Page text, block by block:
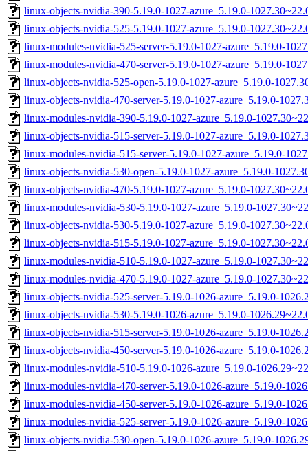
linux-objects-nvidia-390-5.19.0-1027-azure_5.19.0-
linux-objects-nvidia-525-5.19.0-1027-azure_5.19.0-
linux-modules-nvidia-525-server-5.19.0-1027-azure_5.19.0-
linux-modules-nvidia-470-server-5.19.0-1027-azure_5.19.0-
linux-objects-nvidia-525-open-5.19.0-1027-azure_5.19.0-
linux-objects-nvidia-470-server-5.19.0-1027-azure_5.19.0-
linux-modules-nvidia-390-5.19.0-1027-azure_5.19.0-
linux-objects-nvidia-515-server-5.19.0-1027-azure_5.19.0-
linux-modules-nvidia-515-server-5.19.0-1027-azure_5.19.0-
linux-objects-nvidia-530-open-5.19.0-1027-azure_5.19.0-
linux-objects-nvidia-470-5.19.0-1027-azure_5.19.0-
linux-modules-nvidia-530-5.19.0-1027-azure_5.19.0-
linux-objects-nvidia-530-5.19.0-1027-azure_5.19.0-
linux-objects-nvidia-515-5.19.0-1027-azure_5.19.0-
linux-modules-nvidia-510-5.19.0-1027-azure_5.19.0-
linux-modules-nvidia-470-5.19.0-1027-azure_5.19.0-
linux-objects-nvidia-525-server-5.19.0-1026-azure_5.19.0-
linux-objects-nvidia-530-5.19.0-1026-azure_5.19.0-
linux-objects-nvidia-515-server-5.19.0-1026-azure_5.19.0-
linux-objects-nvidia-450-server-5.19.0-1026-azure_5.19.0-
linux-modules-nvidia-510-5.19.0-1026-azure_5.19.0-
linux-modules-nvidia-470-server-5.19.0-1026-azure_5.19.0-
linux-modules-nvidia-450-server-5.19.0-1026-azure_5.19.0-
linux-modules-nvidia-525-server-5.19.0-1026-azure_5.19.0-
linux-objects-nvidia-530-open-5.19.0-1026-azure_5.19.0-